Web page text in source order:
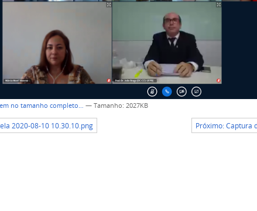
no tamanho completo… —Tamanho: 2027KB
2020-08-10 10.30.10.png Próximo: Captura